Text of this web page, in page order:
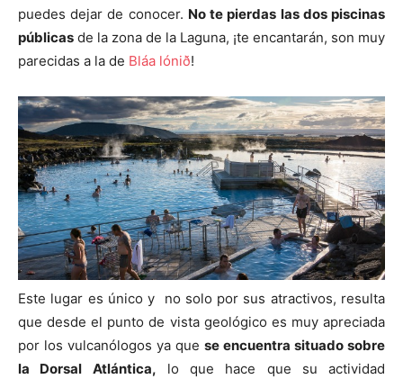
puedes dejar de conocer. No te pierdas las dos piscinas
públicas de la zona de la Laguna, ¡te encantarán, son muy
parecidas a la de Bláa lónið!
Este lugar es único y no solo por sus atractivos, resulta
que desde el punto de vista geológico es muy apreciada
por los vulcanólogos ya que se encuentra situado sobre
la Dorsal Atlántica, lo que hace que su actividad